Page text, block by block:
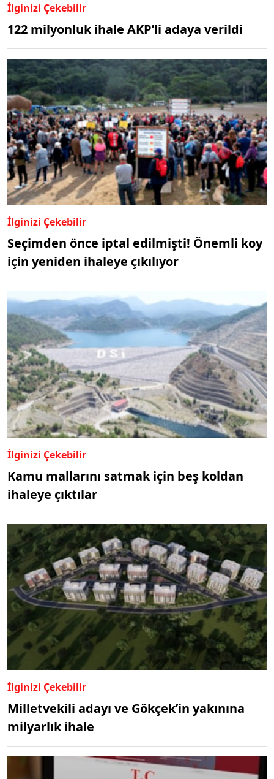
İlginizi Çekebilir
122 milyonluk ihale AKP’li adaya verildi
İlginizi Çekebilir
Seçimden önce iptal edilmişti! Önemli koy
için yeniden ihaleye çıkılıyor
İlginizi Çekebilir
Kamu mallarını satmak için beş koldan
ihaleye çıktılar
İlginizi Çekebilir
Milletvekili adayı ve Gökçek’in yakınına
milyarlık ihale